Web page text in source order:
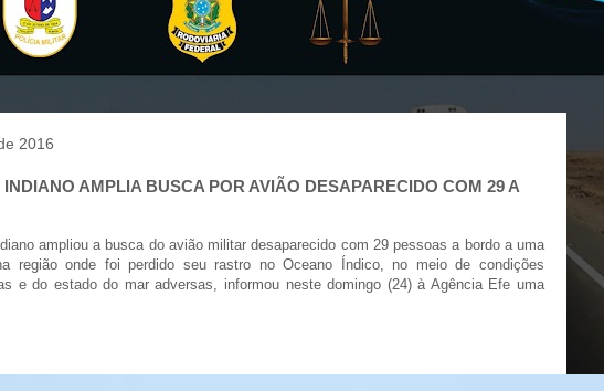
2016
INDIANO AMPLIA BUSCA POR AVIÃO DESAPARECIDO COM 29 A
ampliou a busca do avião militar desaparecido com 29 pessoas a bordo a uma
região onde foi perdido seu rastro no Oceano Índico, no meio de condições
e do estado do mar adversas, informou neste domingo (24) à Agência Efe uma